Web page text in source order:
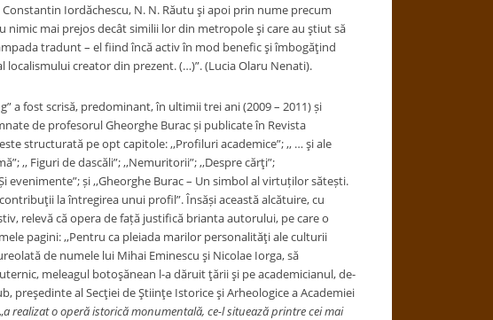
Iordăchescu, N. N. Răutu şi apoi prin nume precum
mai prejos decât similii lor din metropole şi care au ştiut să
tradunt – el fiind încă activ în mod benefic şi îmbogăţind
creator din prezent. (…)”. (Lucia Olaru Nenati).
a fost scrisă, predominant, în ultimii trei ani (2009 – 2011) și
de profesorul Gheorghe Burac și publicate în Revista
structurată pe opt capitole: ,,Profiluri academice”; ,, … şi ale
,, Figuri de dascăli”; ,,Nemuritorii”; ,,Despre cărţi”;
evenimente”; și ,,Gheorghe Burac – Un simbol al virtuților sătești.
la întregirea unui profil”. Însăși această alcătuire, cu
relevă că opera de față justifică brianta autorului, pe care o
pagini: ,,Pentru ca pleiada marilor personalităţi ale culturii
de numele lui Mihai Eminescu şi Nicolae Iorga, să
meleagul botoşănean l-a dăruit ţării şi pe academicianul, de-
preşedinte al Secţiei de Ştiinţe Istorice şi Arheologice a Academiei
a realizat o operă istorică monumentală, ce-l situează printre cei mai